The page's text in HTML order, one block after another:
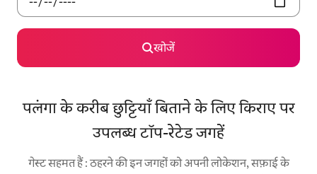
खोजें
पलंगा के करीब छुट्टियाँ बिताने के लिए किराए पर
उपलब्ध टॉप-रेटेड जगहें
गेस्ट सहमत हैं : ठहरने की इन जगहों को अपनी लोकेशन, सफ़ाई के